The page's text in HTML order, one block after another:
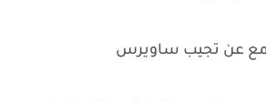
عن تجيب ساويرس